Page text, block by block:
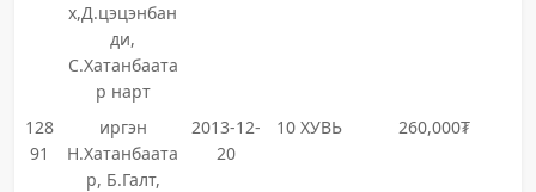
х,Д.цэцэнбан
ди,
С.Хатанбаата
р нарт
128
91
иргэн
Н.Хатанбаата
р, Б.Галт,
2013-12-
20
10 ХУВЬ 260,000₮